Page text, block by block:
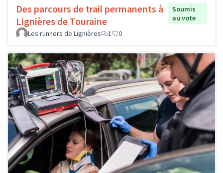
Des parcours de trail permanents à
Lignières de Touraine
Soumis
au vote
Les runners de Lignières
1 0